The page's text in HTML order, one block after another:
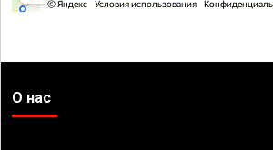
О нас